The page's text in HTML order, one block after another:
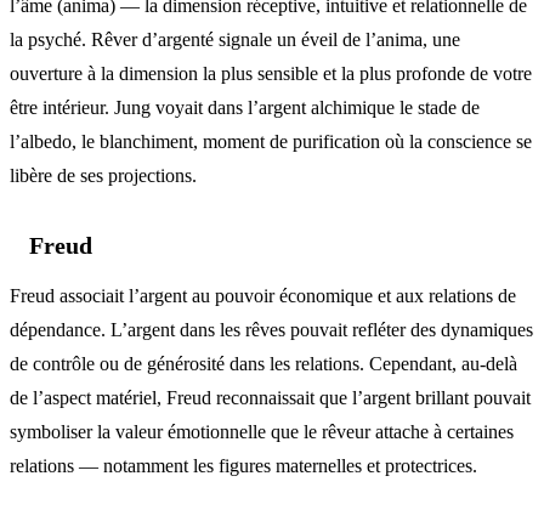
l’âme (anima) — la dimension réceptive, intuitive et relationnelle de
la psyché. Rêver d’argenté signale un éveil de l’anima, une
ouverture à la dimension la plus sensible et la plus profonde de votre
être intérieur. Jung voyait dans l’argent alchimique le stade de
l’albedo, le blanchiment, moment de purification où la conscience se
libère de ses projections.
Freud
Freud associait l’argent au pouvoir économique et aux relations de
dépendance. L’argent dans les rêves pouvait refléter des dynamiques
de contrôle ou de générosité dans les relations. Cependant, au-delà
de l’aspect matériel, Freud reconnaissait que l’argent brillant pouvait
symboliser la valeur émotionnelle que le rêveur attache à certaines
relations — notamment les figures maternelles et protectrices.